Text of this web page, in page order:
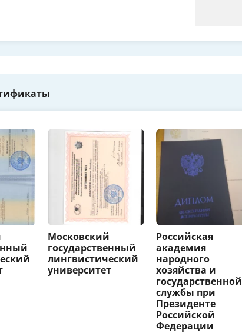
Московский
государственный
лингвистический
университет
Российская
академия
народного
хозяйства и
государственной
службы при
Президенте
Российской
Федерации